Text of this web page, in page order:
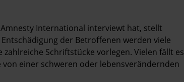
International interviewt hat, stellt
der Betroffenen werden viele
Schriftstücke vorlegen. Vielen fällt es
einer schweren oder lebensverändernden